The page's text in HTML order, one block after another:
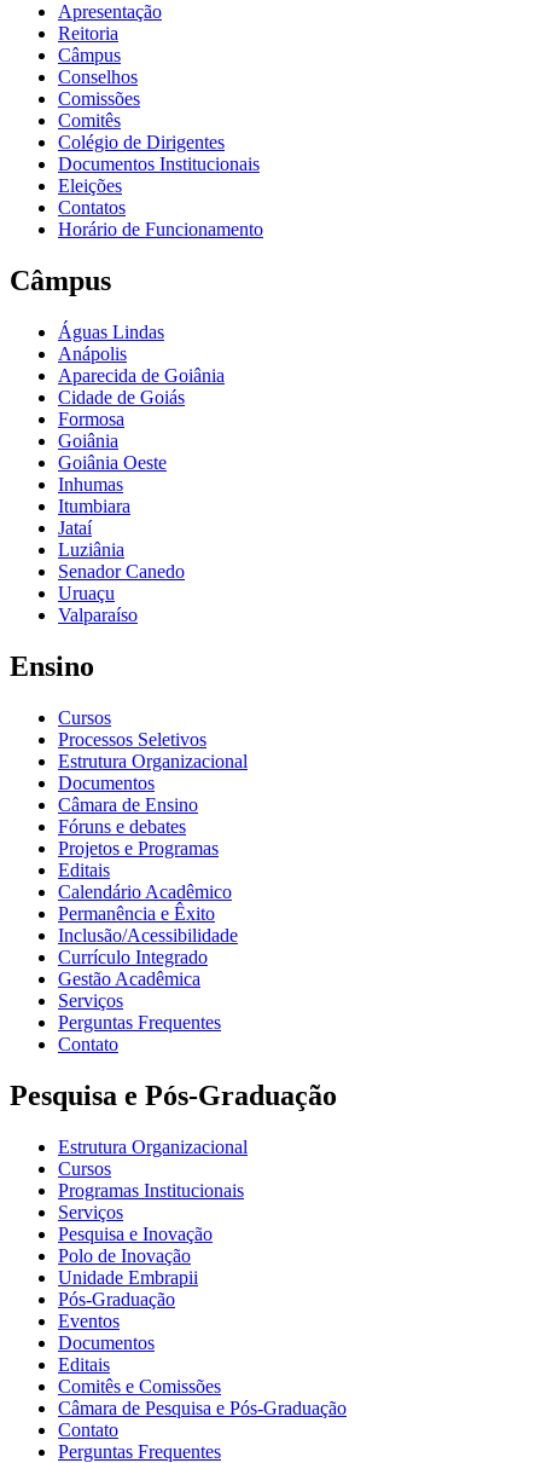
Apresentação
Reitoria
Câmpus
Conselhos
Comissões
Comitês
Colégio de Dirigentes
Documentos Institucionais
Eleições
Contatos
Horário de Funcionamento
Câmpus
Águas Lindas
Anápolis
Aparecida de Goiânia
Cidade de Goiás
Formosa
Goiânia
Goiânia Oeste
Inhumas
Itumbiara
Jataí
Luziânia
Senador Canedo
Uruaçu
Valparaíso
Ensino
Cursos
Processos Seletivos
Estrutura Organizacional
Documentos
Câmara de Ensino
Fóruns e debates
Projetos e Programas
Editais
Calendário Acadêmico
Permanência e Êxito
Inclusão/Acessibilidade
Currículo Integrado
Gestão Acadêmica
Serviços
Perguntas Frequentes
Contato
Pesquisa e Pós-Graduação
Estrutura Organizacional
Cursos
Programas Institucionais
Serviços
Pesquisa e Inovação
Polo de Inovação
Unidade Embrapii
Pós-Graduação
Eventos
Documentos
Editais
Comitês e Comissões
Câmara de Pesquisa e Pós-Graduação
Contato
Perguntas Frequentes